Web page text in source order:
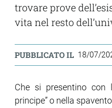
trovare prove
vita nel resto
PUBBLICATO IL 18/07/
Che si presentino con
principe” o nella